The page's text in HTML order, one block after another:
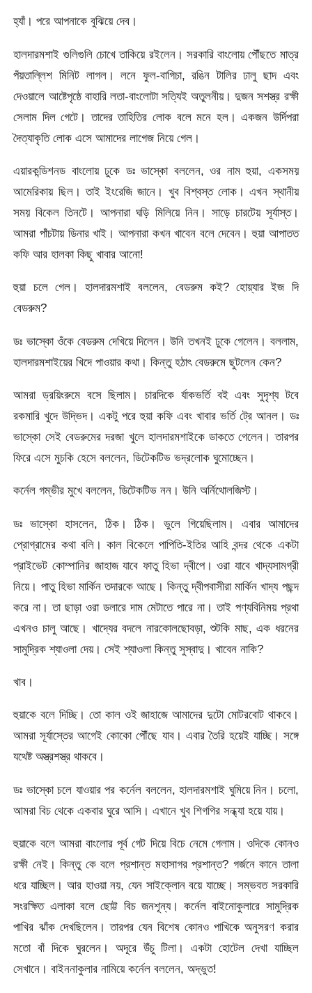
হ্যাঁ। পরে আপনাকে বুঝিয়ে দেব।
হালদারমশাই গুলিগুলি চোখে তাকিয়ে রইলেন। সরকারি বাংলোয় পৌঁছতে মাত্র
পঁয়তাল্লিশ মিনিট লাগল। লনে ফুল-বাগিচা, রঙিন টালির ঢালু ছাদ এবং
দেওয়ালে আষ্টেপৃষ্ঠে বাহারি লতা-বাংলোটা সত্যিই অতুলনীয়। দুজন সশস্ত্র রক্ষী
সেলাম দিল গেটে। তাদের তাহিতির লোক বলে মনে হল। একজন উর্দিপরা
দৈত্যাকৃতি লোক এসে আমাদের লাগেজ নিয়ে গেল।
এয়ারকন্ডিশনড বাংলোয় ঢুকে ডঃ ভাস্কো বললেন, ওর নাম হুয়া, একসময়
আমেরিকায় ছিল। তাই ইংরেজি জানে। খুব বিশ্বস্ত লোক। এখন স্থানীয়
সময় বিকেল তিনটে। আপনারা ঘড়ি মিলিয়ে নিন। সাড়ে চারটেয় সূর্যাস্ত।
আমরা পাঁচটায় ডিনার খাই। আপনারা কখন খাবেন বলে দেবেন। হুয়া আপাতত
কফি আর হালকা কিছু খাবার আনো!
হুয়া চলে গেল। হালদারমশাই বললেন, বেডরুম কই? হোয়্যার ইজ দি
বেডরুম?
ডঃ ভাস্কো ওঁকে বেডরুম দেখিয়ে দিলেন। উনি তখনই ঢুকে গেলেন। বললাম,
হালদারমশাইয়ের খিদে পাওয়ার কথা। কিন্তু হঠাৎ বেডরুমে ছুটলেন কেন?
আমরা ড্রয়িংরুমে বসে ছিলাম। চারদিকে র্যাকভর্তি বই এবং সুদৃশ্য টবে
রকমারি খুদে উদ্ভিদ। একটু পরে হুয়া কফি এবং খাবার ভর্তি ট্রে আনল। ডঃ
ভাস্কো সেই বেডরুমের দরজা খুলে হালদারমশাইকে ডাকতে গেলেন। তারপর
ফিরে এসে মুচকি হেসে বললেন, ডিটেকটিভ ভদ্রলোক ঘুমোচ্ছেন।
কর্নেল গম্ভীর মুখে বললেন, ডিটেকটিভ নন। উনি অর্নিথোলজিস্ট।
ডঃ ভাস্কো হাসলেন, ঠিক। ঠিক। ভুলে গিয়েছিলাম। এবার আমাদের
প্রোগ্রামের কথা বলি। কাল বিকেলে পাপিতি-ইতির আহি বন্দর থেকে একটা
প্রাইভেট কোম্পানির জাহাজ যাবে ফাতু হিভা দ্বীপে। ওরা যাবে খাদ্যসামগ্রী
নিয়ে। পাতু হিভা মার্কিন তদারকে আছে। কিন্তু দ্বীপবাসীরা মার্কিন খাদ্য পছন্দ
করে না। তা ছাড়া ওরা ডলারে দাম মেটাতে পারে না। তাই পণ্যবিনিময় প্রথা
এখনও চালু আছে। খাদ্যের বদলে নারকোলছোবড়া, শুটকি মাছ, এক ধরনের
সামুদ্রিক শ্যাওলা দেয়। সেই শ্যাওলা কিন্তু সুস্বাদু। খাবেন নাকি?
খাব।
হুয়াকে বলে দিচ্ছি। তো কাল ওই জাহাজে আমাদের দুটো মোটরবোট থাকবে।
আমরা সূর্যাস্তের আগেই কোকো পৌঁছে যাব। এবার তৈরি হয়েই যাচ্ছি। সঙ্গে
যথেষ্ট অস্ত্রশস্ত্র থাকবে।
ডঃ ভাস্কো চলে যাওয়ার পর কর্নেল বললেন, হালদারমশাই ঘুমিয়ে নিন। চলো,
আমরা বিচ থেকে একবার ঘুরে আসি। এখানে খুব শিগগির সন্ধ্যা হয়ে যায়।
হুয়াকে বলে আমরা বাংলোর পূর্ব গেট দিয়ে বিচে নেমে গেলাম। ওদিকে কোনও
রক্ষী নেই। কিন্তু কে বলে প্রশান্ত মহাসাগর প্রশান্ত? গর্জনে কানে তালা
ধরে যাচ্ছিল। আর হাওয়া নয়, যেন সাইক্লোন বয়ে যাচ্ছে। সম্ভবত সরকারি
সংরক্ষিত এলাকা বলে ছোট্ট বিচ জনশূন্য। কর্নেল বাইনোকুলারে সামুদ্রিক
পাখির ঝাঁক দেখছিলেন। তারপর যেন বিশেষ কোনও পাখিকে অনুসরণ করার
মতো বাঁ দিকে ঘুরলেন। অদূরে উঁচু টিলা। একটা হোটেল দেখা যাচ্ছিল
সেখানে। বাইননাকুলার নামিয়ে কর্নেল বললেন, অদ্ভুত!